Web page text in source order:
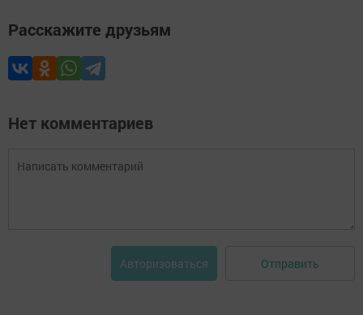
Расскажите друзьям
Нет комментариев
Авторизоваться Отправить